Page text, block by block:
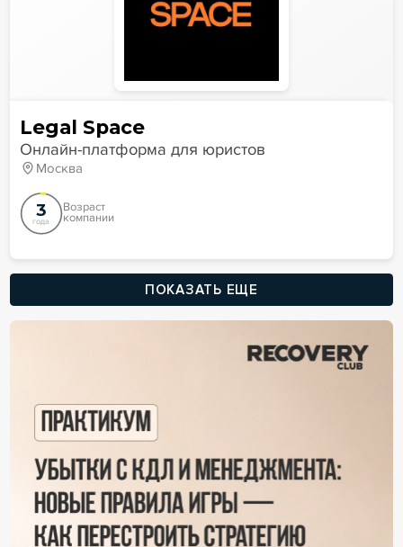
Legal Space
Онлайн-платформа для юристов
Москва
3
года
Возраст
компании
ПОКАЗАТЬ ЕЩЕ